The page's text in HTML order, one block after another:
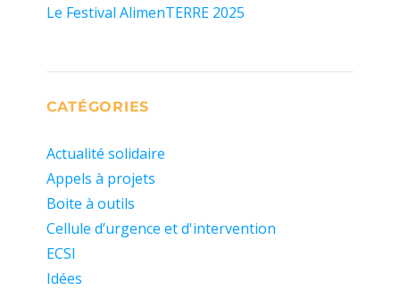
Le Festival AlimenTERRE 2025
CATÉGORIES
Actualité solidaire
Appels à projets
Boite à outils
Cellule d’urgence et d'intervention
ECSI
Idées